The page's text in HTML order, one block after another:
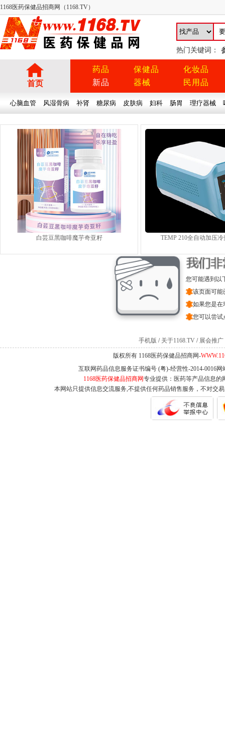
1168医药保健品招商网（1168.TV）
热门关键词：
首页
药品
新品
保健品
器械
化妆品
民用品
心脑血管 风湿骨病 补肾 糖尿病 皮肤病 妇科 肠胃 理疗器械
白芸豆黑咖啡魔芋奇亚籽 TEMP 210全自动加压
您可能遇到以
该页面可能
如果您是在
您可以尝试
手机版 / 关于1168.TV / 展会推广
版权所有 1168医药保健品招商网-
互联网药品信息服务证书编号 (粤)-经营性-2014-0016
1168医药保健品招商网专业提供：医药等产品信息的
本网站只提供信息交流服务,不提供任何药品销售服务，不对交